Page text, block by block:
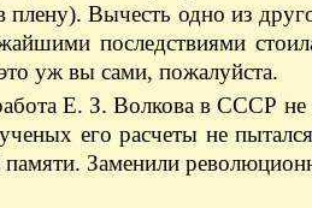
Вычесть одно из
последствиями
уж вы сами, пожалуйста.
Е. З. Волкова в СССР не
его расчеты не
памяти. Заменили